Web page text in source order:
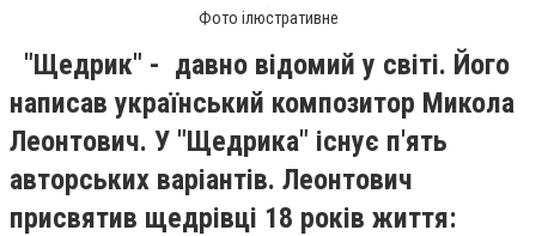
Фото ілюстративне
"Щедрик" - давно відомий у світі. Його
написав український композитор Микола
Леонтович. У "Щедрика" існує п'ять
авторських варіантів. Леонтович
присвятив щедрівці 18 років життя: